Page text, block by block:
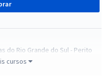
do Rio Grande do Sul - Perito
Forense (Módulo-especial)
cursos